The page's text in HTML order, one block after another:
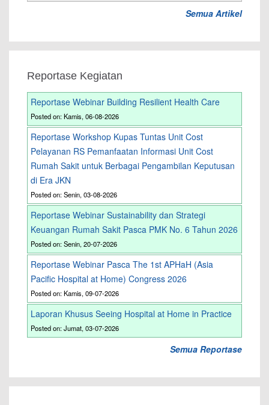
Semua Artikel
Reportase Kegiatan
Reportase Webinar Building Resilient Health Care
Posted on: Kamis, 06-08-2026
Reportase Workshop Kupas Tuntas Unit Cost
Pelayanan RS Pemanfaatan Informasi Unit Cost
Rumah Sakit untuk Berbagai Pengambilan Keputusan
di Era JKN
Posted on: Senin, 03-08-2026
Reportase Webinar Sustainability dan Strategi
Keuangan Rumah Sakit Pasca PMK No. 6 Tahun 2026
Posted on: Senin, 20-07-2026
Reportase Webinar Pasca The 1st APHaH (Asia
Pacific Hospital at Home) Congress 2026
Posted on: Kamis, 09-07-2026
Laporan Khusus Seeing Hospital at Home in Practice
Posted on: Jumat, 03-07-2026
Semua Reportase